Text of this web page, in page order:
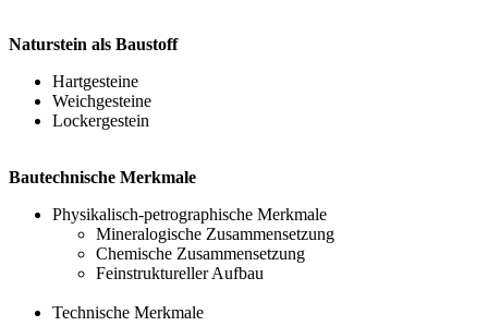
Naturstein als Baustoff
Hartgesteine
Weichgesteine
Lockergestein
Bautechnische Merkmale
Physikalisch-petrographische Merkmale
Mineralogische Zusammensetzung
Chemische Zusammensetzung
Feinstruktureller Aufbau
Technische Merkmale